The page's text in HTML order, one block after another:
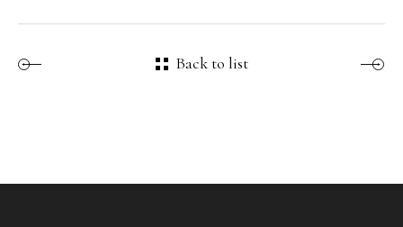
Back to list